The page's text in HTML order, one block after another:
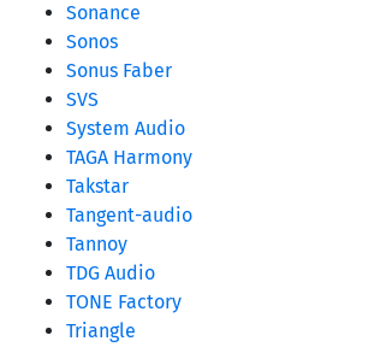
Sonance
Sonos
Sonus Faber
SVS
System Audio
TAGA Harmony
Takstar
Tangent-audio
Tannoy
TDG Audio
TONE Factory
Triangle